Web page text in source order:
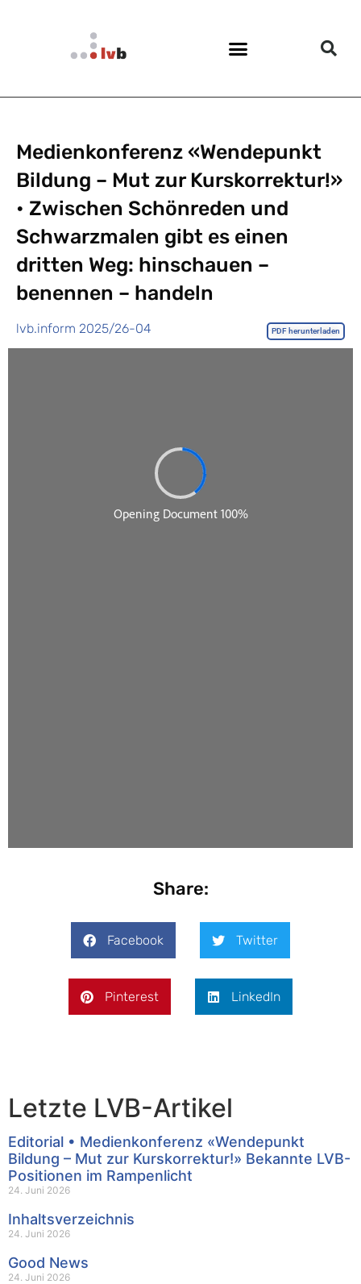
Medienkonferenz «Wendepunkt
Bildung – Mut zur Kurskorrektur!»
• Zwischen Schönreden und
Schwarzmalen gibt es einen
dritten Weg: hinschauen –
benennen – handeln
lvb.inform 2025/26-04 PDF herunterladen
Share:
Facebook Twitter
Pinterest LinkedIn
Letzte LVB-Artikel
Editorial • Medienkonferenz «Wendepunkt
Bildung – Mut zur Kurskorrektur!» Bekannte LVB-
Positionen im Rampenlicht
24. Juni 2026
Inhaltsverzeichnis
24. Juni 2026
Good News
24. Juni 2026